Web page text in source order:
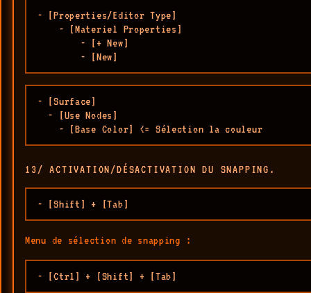
- [Properties/Editor Type]
    - [Materiel Properties]
        - [+ New]
        - [New]
- [Surface]
  - [Use Nodes]
    - [Base Color] <= Sélection la couleur
13/ ACTIVATION/DÉSACTIVATION DU SNAPPING.
- [Shift] + [Tab]
Menu de sélection de snapping :
- [Ctrl] + [Shift] + [Tab]